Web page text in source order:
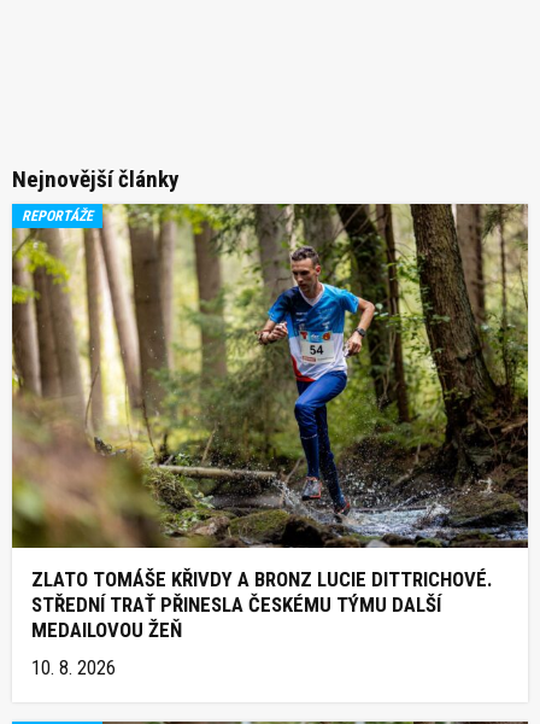
Nejnovější články
REPORTÁŽE
ZLATO TOMÁŠE KŘIVDY A BRONZ LUCIE DITTRICHOVÉ.
STŘEDNÍ TRAŤ PŘINESLA ČESKÉMU TÝMU DALŠÍ
MEDAILOVOU ŽEŇ
10. 8. 2026